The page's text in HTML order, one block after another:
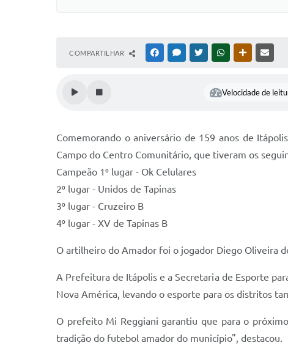
COMPARTILHAR FACEBOOKMESSENGER
TWITTERWHATSAPPOUTRAS
Velocidade de
Comemorando o aniversário de 159 anos de
Campo do Centro Comunitário, que tiveram os
Campeão 1⁰ lugar - Ok Celulares
2⁰ lugar - Unidos de Tapinas
3⁰ lugar - Cruzeiro B
4⁰ lugar - XV de Tapinas B
O artilheiro do Amador foi o jogador Diego Oliveira
A Prefeitura de Itápolis e a Secretaria de Esporte
Nova América, levando o esporte para os distritos
O prefeito Mi Reggiani garantiu que para o
tradição do futebol amador do município", destacou.